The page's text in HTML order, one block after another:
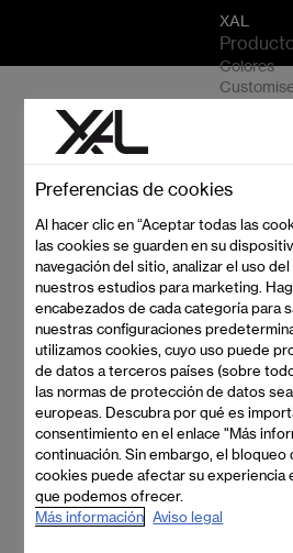
sr.skip-to.table-of-contentsXAL
Colores
Elija su
Live Chat
Gasse 36
Austria
Preferencias de cookies
Al hacer clic en “Aceptar todas las
las cookies se guarden en su
navegación del sitio, analizar el uso
nuestros estudios para marketing.
encabezados de cada categoría para
nuestras configuraciones
utilizamos cookies, cuyo uso puede
de datos a terceros países (sobre
las normas de protección de datos
europeas. Descubra por qué es
consentimiento en el enlace "Más
continuación. Sin embargo, el bloqueo
cookies puede afectar su experiencia
que podemos ofrecer.
Más información Aviso legal